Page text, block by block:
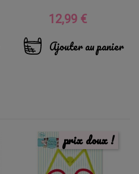
Prix
12,99 €
Ajouter au panier
prix doux !